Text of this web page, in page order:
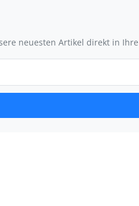
neuesten Artikel direkt in